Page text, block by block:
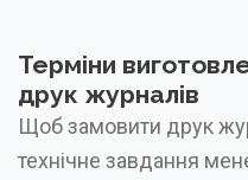
Терміни
друк журналів
Щоб замовити друк
технічне завдання